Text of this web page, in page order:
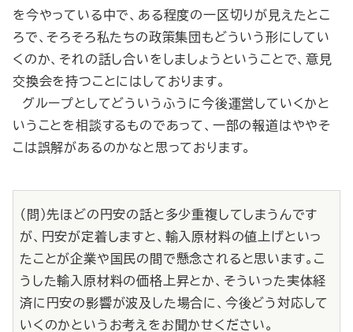
を今やっている中で、ある程度の一区切りが見えたとこ
ろで、そろそろ私たちの政策集団もどういう形にしてい
くのか、それの話し合いをしましょうということで、意見
交換会を持つことにはしております。
グループとしてどういうふうに今後運営していくかと
いうことを相談するものであって、一部の報道はややそ
こは誤解があるのかなと思っております。
（問）先ほどの円安の話と多少重複してしまうんです
が、円安が定着しますと、輸入原材料の値上げといっ
たことが企業や国民の間で懸念されると思います。こ
うした輸入原材料の価格上昇とか、そういった実体経
済に円安の影響が波及した場合に、今後どう対応して
いくのかというお考えをお聞かせください。